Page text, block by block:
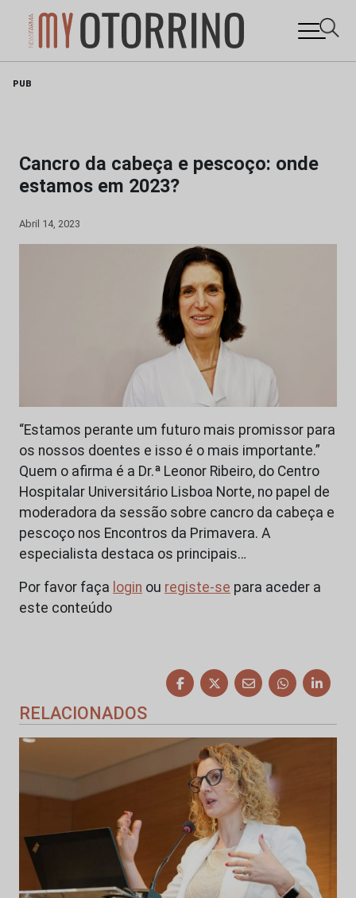
PUB
Cancro da cabeça e pescoço: onde
estamos em 2023?
Abril 14, 2023
“Estamos perante um futuro mais promissor para
os nossos doentes e isso é o mais importante.”
Quem o afirma é a Dr.ª Leonor Ribeiro, do Centro
Hospitalar Universitário Lisboa Norte, no papel de
moderadora da sessão sobre cancro da cabeça e
pescoço nos Encontros da Primavera. A
especialista destaca os principais…
Por favor faça login ou registe-se para aceder a
este conteúdo
RELACIONADOS